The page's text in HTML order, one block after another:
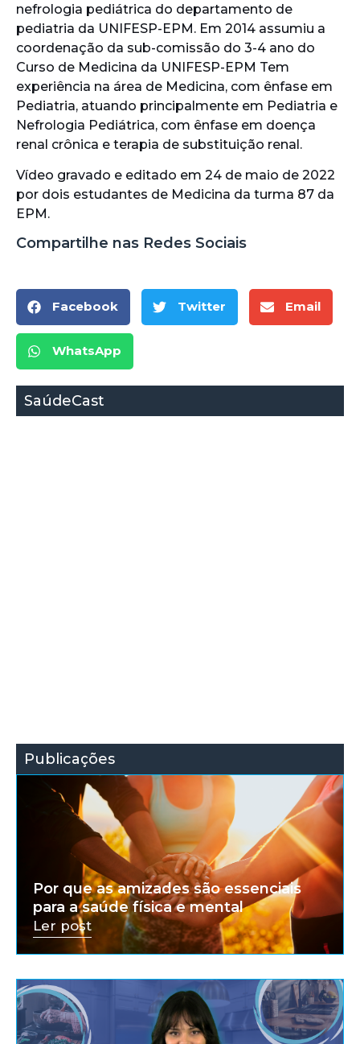
nefrologia pediátrica do departamento de
pediatria da UNIFESP-EPM. Em 2014 assumiu a
coordenação da sub-comissão do 3-4 ano do
Curso de Medicina da UNIFESP-EPM Tem
experiência na área de Medicina, com ênfase em
Pediatria, atuando principalmente em Pediatria e
Nefrologia Pediátrica, com ênfase em doença
renal crônica e terapia de substituição renal.
Vídeo gravado e editado em 24 de maio de 2022
por dois estudantes de Medicina da turma 87 da
EPM.
Compartilhe nas Redes Sociais
Facebook Twitter Email
WhatsApp
SaúdeCast
Publicações
Por que as amizades são essenciais
para a saúde física e mental
Ler post